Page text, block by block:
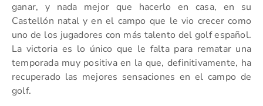
ganar, y nada mejor que hacerlo en casa, en su
Castellón natal y en el campo que le vio crecer como
uno de los jugadores con más talento del golf español.
La victoria es lo único que le falta para rematar una
temporada muy positiva en la que, definitivamente, ha
recuperado las mejores sensaciones en el campo de
golf.